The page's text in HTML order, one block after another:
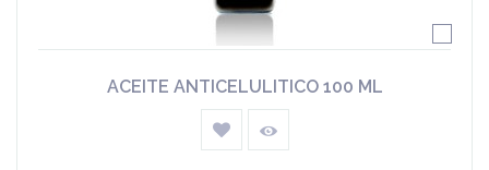
ACEITE ANTICELULITICO 100 ML